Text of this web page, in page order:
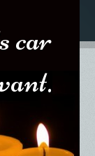
car